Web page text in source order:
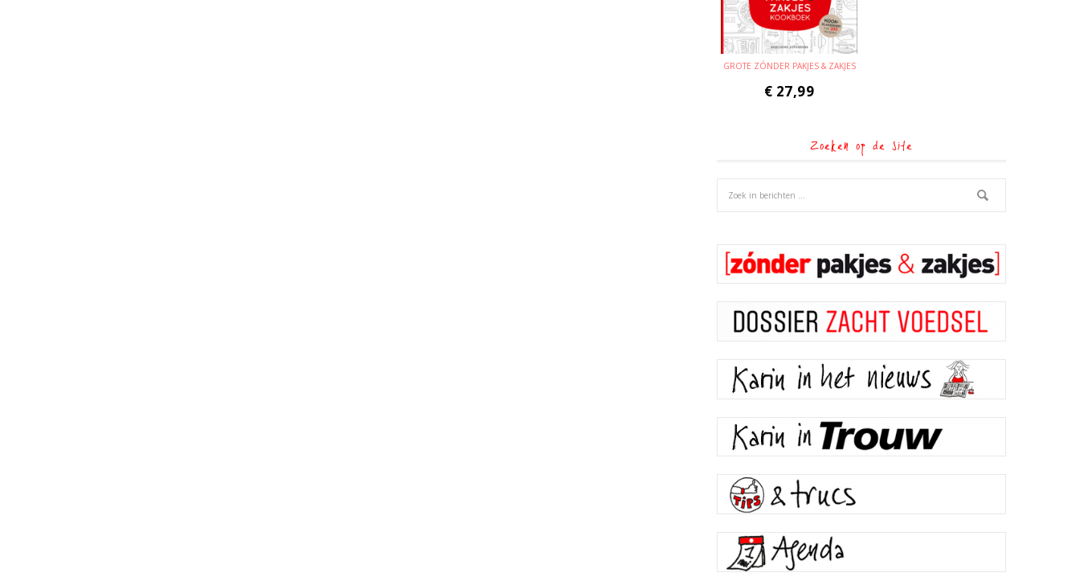
GROTE ZÓNDER PAKJES & ZAKJES
€ 27,99
Zoeken op de site